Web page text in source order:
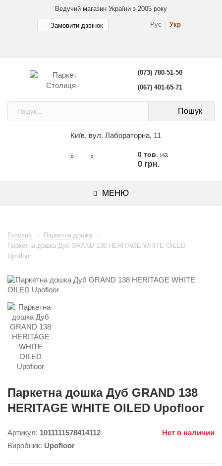
Ведучий магазин України з 2005 року
Рус Укр
Замовити дзвінок
(073) 780-51-50
(067) 401-65-71
Пошук
Київ, вул. Лабораторна, 11
0 0 0 тов. на
0 грн.
МЕНЮ
Головна
Паркетна дошка
Паркетна дошка Дуб GRAND 138 HERITAGE WHITE OILED
Upofloor
Паркетна дошка Дуб GRAND 138
HERITAGE WHITE OILED Upofloor
Артикул: 1011111578414112
Нет в наличии
Виробник: Upofloor